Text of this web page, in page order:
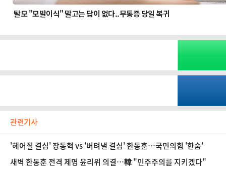
관련기사
'헤어질 결심' 장동혁 vs '버텨낼 결심' 한동훈…국민의힘 '한숨'
새벽 한동훈 전격 제명 윤리위 의결…韓 "민주주의를 지키겠다"